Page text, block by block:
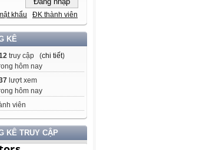
khẩu ĐK thành viên
KÊ
truy cập (chi tiết)
hôm nay
lượt xem
hôm nay
viên
KÊ TRUY CẬP